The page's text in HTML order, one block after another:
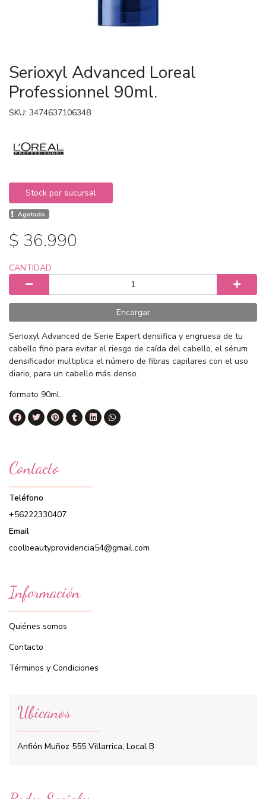
Serioxyl Advanced Loreal
Professionnel 90ml.
SKU: 3474637106348
Stock por sucursal
Agotado.
$ 36.990
CANTIDAD
Encargar
Serioxyl Advanced de Serie Expert densifica y engruesa de tu
cabello fino para evitar el riesgo de caída del cabello, el sérum
densificador multiplica el número de fibras capilares con el uso
diario, para un cabello más denso.
formato 90ml.
Contacto
Teléfono
+56222330407
Email
coolbeautyprovidencia54@gmail.com
Información
Quiénes somos
Contacto
Términos y Condiciones
Ubicanos
Anfión Muñoz 555 Villarrica, Local B